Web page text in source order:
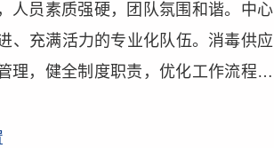
人员素质强硬，团队氛围和谐。中心
、充满活力的专业化队伍。消毒供应
理，健全制度职责，优化工作流程，
学化、...